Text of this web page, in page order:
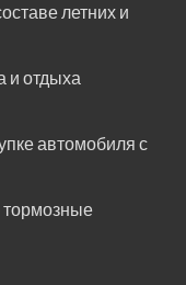
летних и
и отдыха
автомобиля с
тормозные